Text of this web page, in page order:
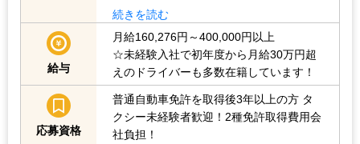
続きを読む
給与
月給160,276円～400,000円以上
☆未経験入社で初年度から月給30万円超
えのドライバーも多数在籍しています！
応募資格
普通自動車免許を取得後3年以上の方 タ
クシー未経験者歓迎！2種免許取得費用会
社負担！